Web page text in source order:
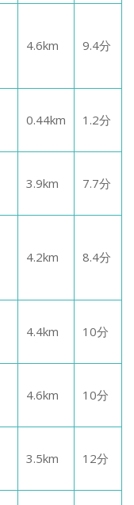
4.6km 9.4分
0.44km 1.2分
3.9km 7.7分
4.2km 8.4分
4.4km 10分
4.6km 10分
3.5km 12分